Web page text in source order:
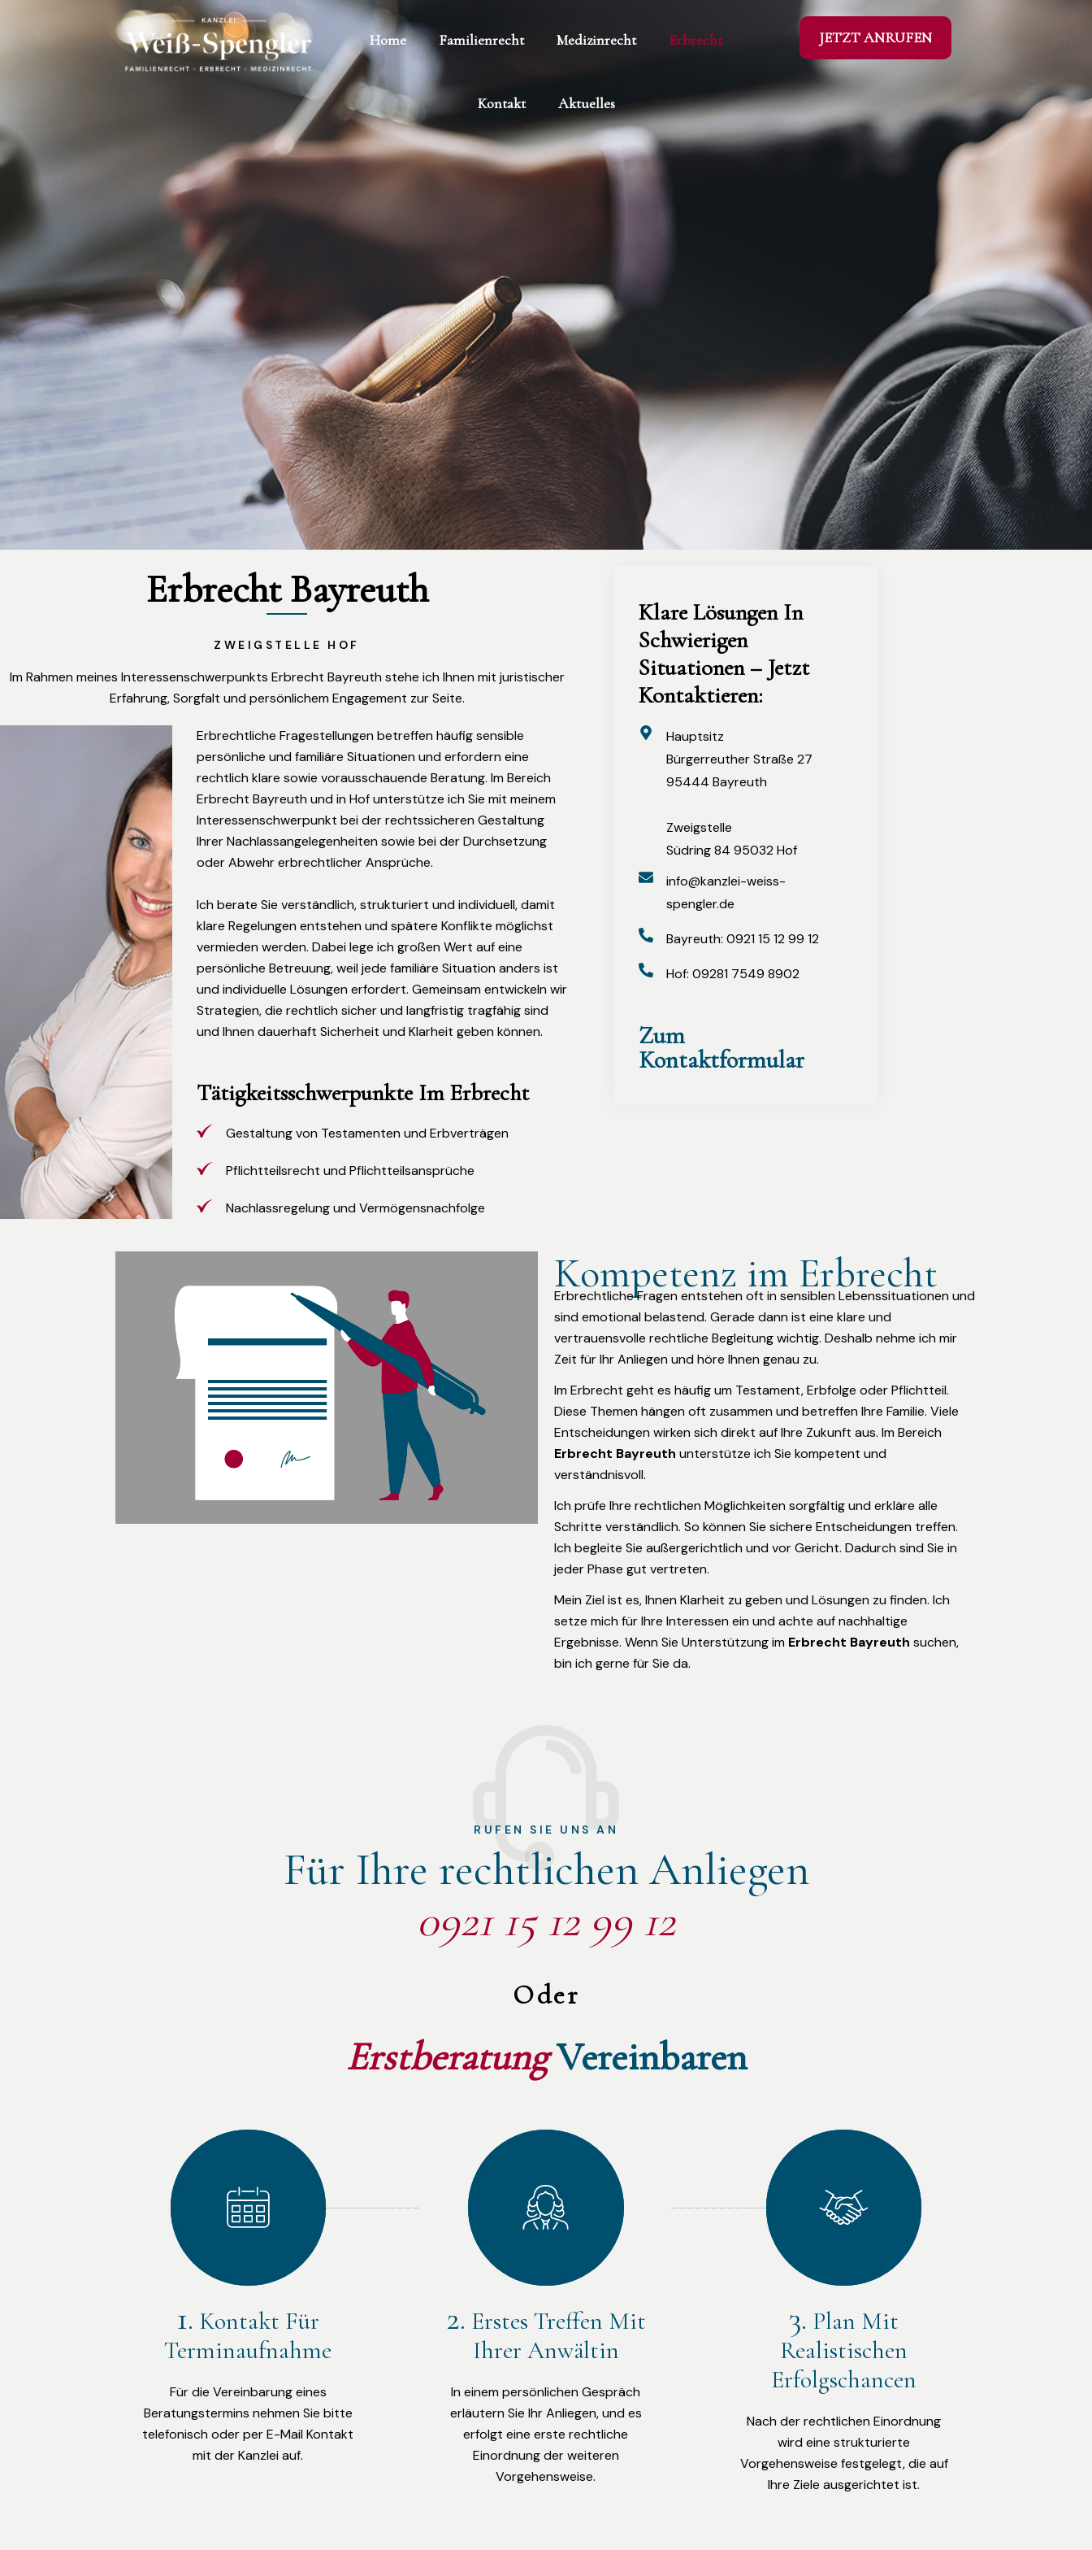
Home Familienrecht Medizinrecht Erbrecht
Kontakt Aktuelles
JETZT ANRUFEN
Erbrecht Bayreuth
ZWEIGSTELLE HOF
Im Rahmen meines Interessenschwerpunkts Erbrecht Bayreuth stehe ich Ihnen mit juristischer
Erfahrung, Sorgfalt und persönlichem Engagement zur Seite.
Erbrechtliche Fragestellungen betreffen häufig sensible
persönliche und familiäre Situationen und erfordern eine
rechtlich klare sowie vorausschauende Beratung. Im Bereich
Erbrecht Bayreuth und in Hof unterstütze ich Sie mit meinem
Interessenschwerpunkt bei der rechtssicheren Gestaltung
Ihrer Nachlassangelegenheiten sowie bei der Durchsetzung
oder Abwehr erbrechtlicher Ansprüche.
Ich berate Sie verständlich, strukturiert und individuell, damit
klare Regelungen entstehen und spätere Konflikte möglichst
vermieden werden. Dabei lege ich großen Wert auf eine
persönliche Betreuung, weil jede familiäre Situation anders ist
und individuelle Lösungen erfordert. Gemeinsam entwickeln wir
Strategien, die rechtlich sicher und langfristig tragfähig sind
und Ihnen dauerhaft Sicherheit und Klarheit geben können.
Tätigkeitsschwerpunkte Im Erbrecht
Gestaltung von Testamenten und Erbverträgen
Pflichtteilsrecht und Pflichtteilsansprüche
Nachlassregelung und Vermögensnachfolge
Klare Lösungen In
Schwierigen
Situationen – Jetzt
Kontaktieren:
Hauptsitz
Bürgerreuther Straße 27
95444 Bayreuth
Zweigstelle
Südring 84 95032 Hof
info@kanzlei-weiss-
spengler.de
Bayreuth: 0921 15 12 99 12
Hof: 09281 7549 8902
Zum
Kontaktformular
Kompetenz im Erbrecht
Erbrechtliche Fragen entstehen oft in sensiblen Lebenssituationen und
sind emotional belastend. Gerade dann ist eine klare und
vertrauensvolle rechtliche Begleitung wichtig. Deshalb nehme ich mir
Zeit für Ihr Anliegen und höre Ihnen genau zu.
Im Erbrecht geht es häufig um Testament, Erbfolge oder Pflichtteil.
Diese Themen hängen oft zusammen und betreffen Ihre Familie. Viele
Entscheidungen wirken sich direkt auf Ihre Zukunft aus. Im Bereich
Erbrecht Bayreuth unterstütze ich Sie kompetent und
verständnisvoll.
Ich prüfe Ihre rechtlichen Möglichkeiten sorgfältig und erkläre alle
Schritte verständlich. So können Sie sichere Entscheidungen treffen.
Ich begleite Sie außergerichtlich und vor Gericht. Dadurch sind Sie in
jeder Phase gut vertreten.
Mein Ziel ist es, Ihnen Klarheit zu geben und Lösungen zu finden. Ich
setze mich für Ihre Interessen ein und achte auf nachhaltige
Ergebnisse. Wenn Sie Unterstützung im Erbrecht Bayreuth suchen,
bin ich gerne für Sie da.
RUFEN SIE UNS AN
Für Ihre rechtlichen Anliegen
0921 15 12 99 12
Oder
Erstberatung Vereinbaren
Kontakt Für
Terminaufnahme
Für die Vereinbarung eines
Beratungstermins nehmen Sie bitte
telefonisch oder per E-Mail Kontakt
mit der Kanzlei auf.
Erstes Treffen Mit
Ihrer Anwältin
In einem persönlichen Gespräch
erläutern Sie Ihr Anliegen, und es
erfolgt eine erste rechtliche
Einordnung der weiteren
Vorgehensweise.
Plan Mit
Realistischen
Erfolgschancen
Nach der rechtlichen Einordnung
wird eine strukturierte
Vorgehensweise festgelegt, die auf
Ihre Ziele ausgerichtet ist.